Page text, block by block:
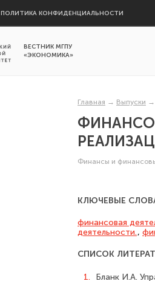
ПОЛИТИКА КОНФИДЕНЦИАЛЬНОСТИ
ВЕСТНИК МГПУ
«ЭКОНОМИКА»
Главная → Выпуски →
Финансы и
КЛЮЧЕВЫЕ
финансовая
деятельности.,
СПИСОК
1.
Бланк И.А.